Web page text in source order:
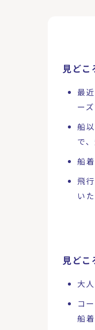
見どこ
最
ーズ
船
で
船
飛
い
見どこ
大
コ
船